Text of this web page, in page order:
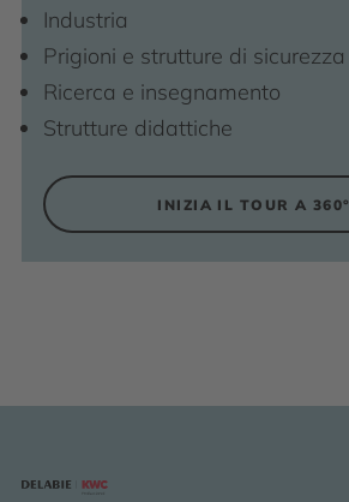
Industria
Prigioni e strutture di sicurezza
Ricerca e insegnamento
Strutture didattiche
INIZIA IL TOUR A 360°